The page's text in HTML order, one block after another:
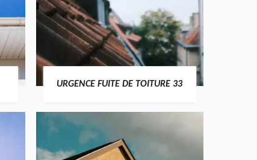
URGENCE FUITE DE TOITURE 33